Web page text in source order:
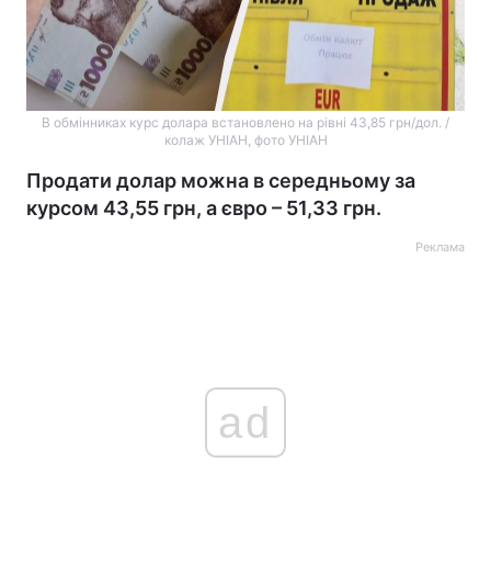
В обмінниках курс долара встановлено на рівні 43,85 грн/дол. /
колаж УНІАН, фото УНІАН
Продати долар можна в середньому за
курсом 43,55 грн, а євро – 51,33 грн.
Реклама
ad